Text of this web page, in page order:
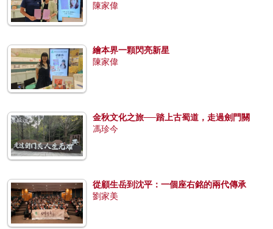
陳家偉
繪本界一顆閃亮新星
陳家偉
金秋文化之旅──踏上古蜀道，走過劍門關
馮珍今
從顧生岳到沈平：一個座右銘的兩代傳承
劉家美